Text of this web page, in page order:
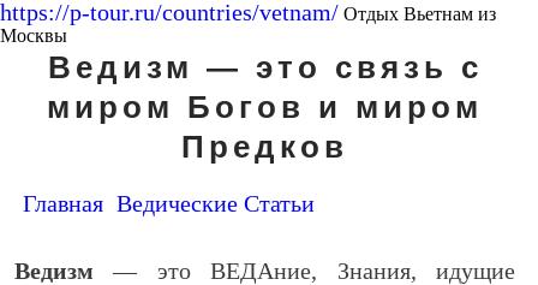
https://p-tour.ru/countries/vetnam/ Отдых Вьетнам из
Москвы
Ведизм — это связь с
миром Богов и миром
Предков
Главная Ведические Статьи
Ведизм — это ВЕДАние, Знания, идущие